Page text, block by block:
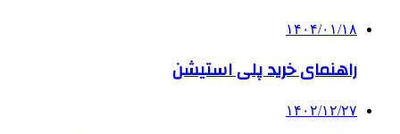
۱۴۰۴/۰۱/۱۸
راهنمای خرید پلی استیشن
۱۴۰۲/۱۲/۲۷